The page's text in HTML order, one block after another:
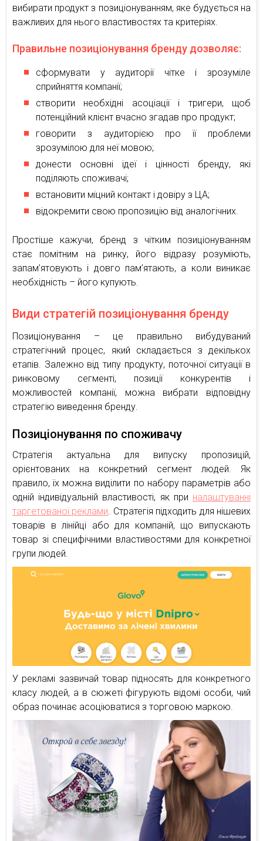
вибирати продукт з позиціонуванням, яке будується на
важливих для нього властивостях та критеріях.
Правильне позиціонування бренду дозволяє:
сформувати у аудиторії чітке і зрозуміле
сприйняття компанії;
створити необхідні асоціації і тригери, щоб
потенційний клієнт вчасно згадав про продукт;
говорити з аудиторією про її проблеми
зрозумілою для неї мовою;
донести основні ідеї і цінності бренду, які
поділяють споживачі;
встановити міцний контакт і довіру з ЦА;
відокремити свою пропозицію від аналогічних.
Простіше кажучи, бренд з чітким позиціонуванням
стає помітним на ринку, його відразу розуміють,
запам’ятовують і довго пам’ятають, а коли виникає
необхідність – його купують.
Види стратегій позиціонування бренду
Позиціонування – це правильно вибудуваний
стратегічний процес, який складається з декількох
етапів. Залежно від типу продукту, поточної ситуації в
ринковому сегменті, позиції конкурентів і
можливостей компанії, можна вибрати відповідну
стратегію виведення бренду.
Позиціонування по споживачу
Стратегія актуальна для випуску пропозицій,
орієнтованих на конкретний сегмент людей. Як
правило, їх можна виділити по набору параметрів або
одній індивідуальній властивості, як при налаштуванні
таргетованої реклами. Стратегія підходить для нішевих
товарів в лінійці або для компаній, що випускають
товар зі специфічними властивостями для конкретної
групи людей.
У рекламі зазвичай товар підносять для конкретного
класу людей, а в сюжеті фігурують відомі особи, чий
образ починає асоціюватися з торговою маркою.